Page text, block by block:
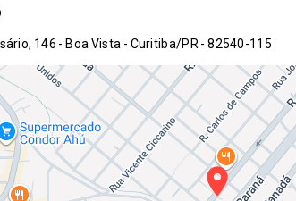
146 - Boa Vista - Curitiba/PR - 82540-115